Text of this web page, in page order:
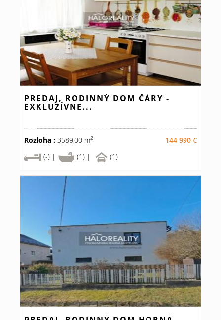
PREDAJ, RODINNÝ DOM ČÁRY -
EXKLUZÍVNE...
Rozloha : 3589.00 m2
144 990 €
(-) |
(1) | (1)